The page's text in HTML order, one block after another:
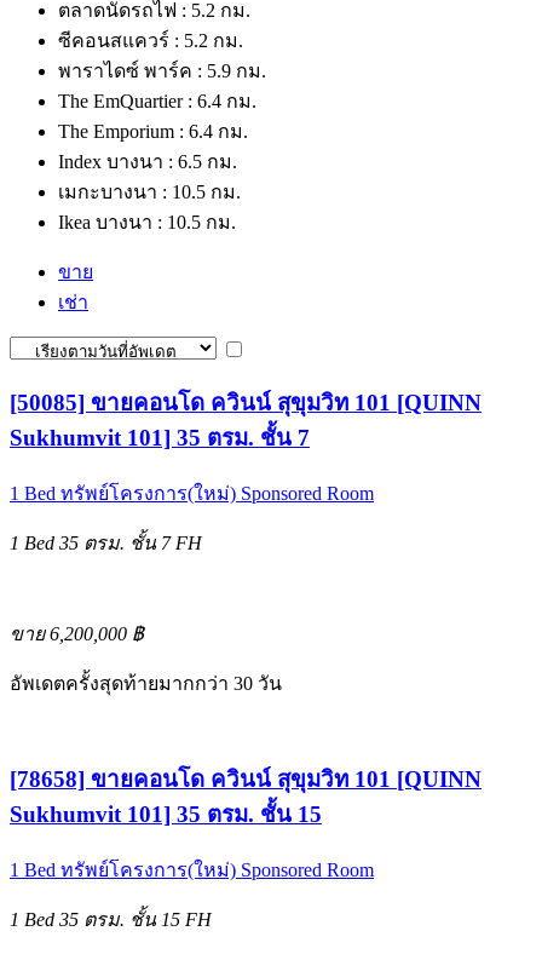
ตลาดนัดรถไฟ : 5.2 กม.
ซีคอนสแควร์ : 5.2 กม.
พาราไดซ์ พาร์ค : 5.9 กม.
The EmQuartier : 6.4 กม.
The Emporium : 6.4 กม.
Index บางนา : 6.5 กม.
เมกะบางนา : 10.5 กม.
Ikea บางนา : 10.5 กม.
ขาย
เช่า
[50085] ขายคอนโด ควินน์ สุขุมวิท 101 [QUINN
Sukhumvit 101] 35 ตรม. ชั้น 7
1 Bed ทรัพย์โครงการ(ใหม่) Sponsored Room
1 Bed 35 ตรม. ชั้น 7 FH
ขาย 6,200,000 ฿
อัพเดตครั้งสุดท้ายมากกว่า 30 วัน
[78658] ขายคอนโด ควินน์ สุขุมวิท 101 [QUINN
Sukhumvit 101] 35 ตรม. ชั้น 15
1 Bed ทรัพย์โครงการ(ใหม่) Sponsored Room
1 Bed 35 ตรม. ชั้น 15 FH